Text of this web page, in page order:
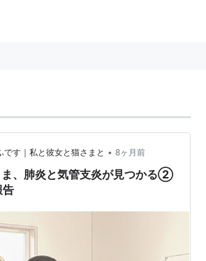
です｜私と彼女と猫さまと • 8ヶ月前
ま、肺炎と気管支炎が見つかる②
告